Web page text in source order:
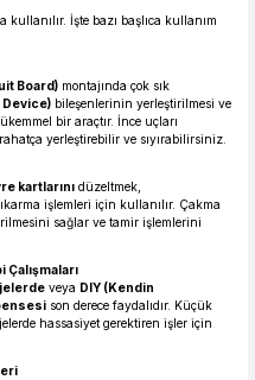
kullanılır. İşte bazı başlıca kullanım
Board) montajında çok sık
Device) bileşenlerinin yerleştirilmesi ve
bir araçtır. İnce uçları
yerleştirebilir ve sıyırabilirsiniz.
kartlarını düzeltmek,
işlemleri için kullanılır. Çakma
sağlar ve tamir işlemlerini
veya DIY (Kendin
son derece faydalıdır. Küçük
hassasiyet gerektiren işler için